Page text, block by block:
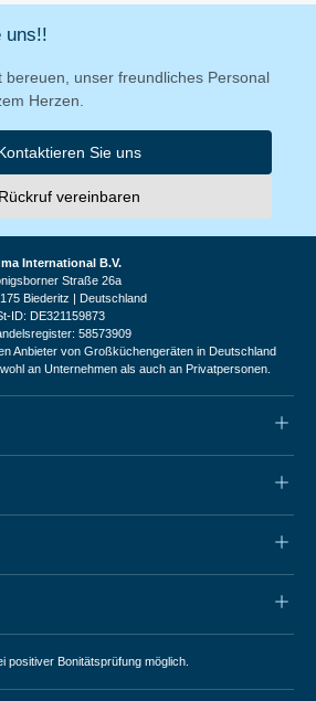
uns!!
bereuen, unser freundliches Personal
Herzen.
Sie uns
Rückruf vereinbaren
International B.V.
Straße 26a
Biederitz | Deutschland
ID: DE321159873
58573909
Anbieter von Großküchengeräten in Deutschland
an Unternehmen als auch an Privatpersonen.
positiver Bonitätsprüfung möglich.